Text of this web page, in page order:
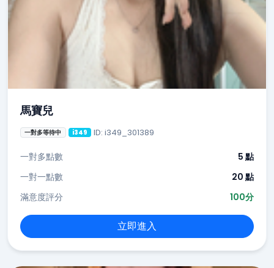
馬寶兒
一對多等待中 i349 ID: i349_301389
一對多點數
5 點
一對一點數
20 點
滿意度評分
100分
立即進入